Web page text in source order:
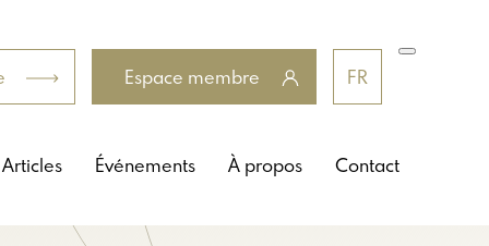
Espace membre FR
Articles Événements À propos Contact